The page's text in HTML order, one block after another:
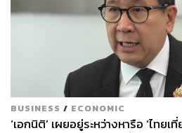
BUSINESS / ECONOMIC
‘เอกนิติ’ เผยอยู่ระหว่างหารือ ‘ไทย